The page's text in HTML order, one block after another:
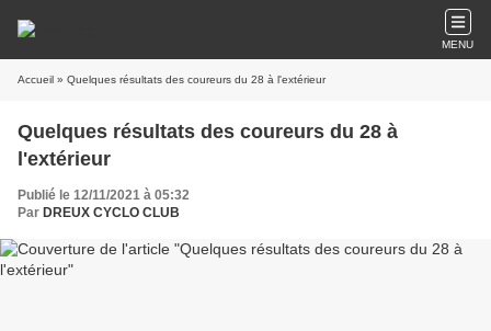
MENU
Accueil » Quelques résultats des coureurs du 28 à l'extérieur
Quelques résultats des coureurs du 28 à
l'extérieur
Publié le 12/11/2021 à 05:32
Par DREUX CYCLO CLUB